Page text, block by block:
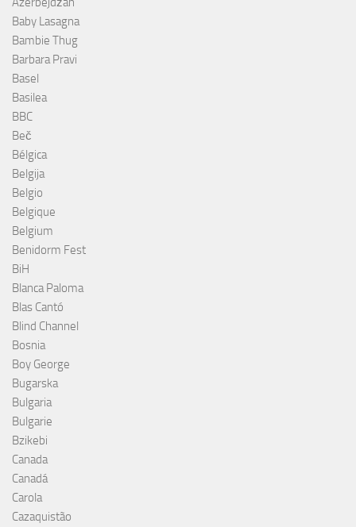
Baby Lasagna
Bambie Thug
Barbara Pravi
Basel
Basilea
BBC
Beč
Bélgica
Belgija
Belgio
Belgique
Belgium
Benidorm Fest
BiH
Blanca Paloma
Blas Cantó
Blind Channel
Bosnia
Boy George
Bugarska
Bulgaria
Bulgarie
Bzikebi
Canada
Canadá
Carola
Cazaquistão